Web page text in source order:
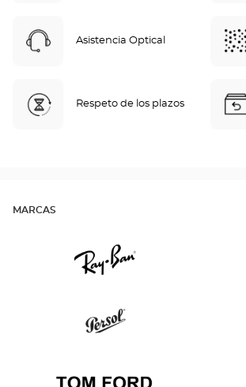
Asistencia Optical
Respeto de los plazos
MARCAS